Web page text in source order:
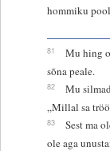
hommiku
81
Mu hing
sõna peale.
82
Mu
„Millal sa
83
Sest ma
ole aga